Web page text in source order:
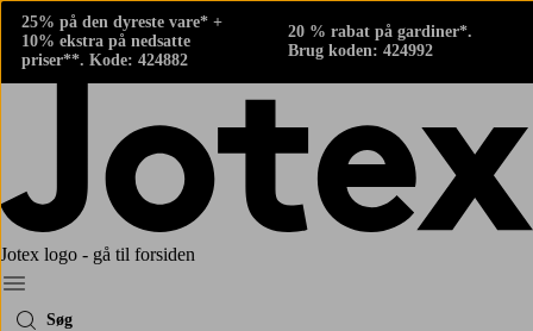
25% på den dyreste vare* +
10% ekstra på nedsatte
priser**. Kode: 424882
20 % rabat på gardiner*.
Brug koden: 424992
Jotex logo - gå til forsiden
Menu
Søg